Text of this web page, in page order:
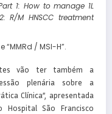
1: How to manage 1L
R/M HNSCC treatment
“MMRd / MSI-H”.
vão ter também a
plenária sobre a
Clínica”, apresentada
São Francisco